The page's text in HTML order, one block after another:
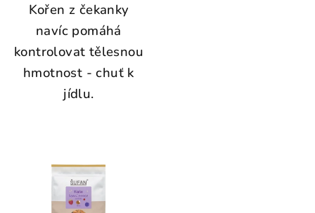
Kořen z čekanky
navíc pomáhá
kontrolovat tělesnou
hmotnost - chuť k
jídlu.